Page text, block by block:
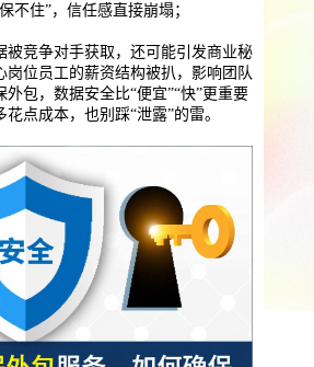
上海落户规划 海积分办理
营销红包 城市优惠券
不住”，信任感直接崩塌；
被竞争对手获取，还可能引发商业秘
岗位员工的薪资结构被扒，影响团队
包，数据安全比“便宜”“快”更重要
点成本，也别踩“泄露”的雷。